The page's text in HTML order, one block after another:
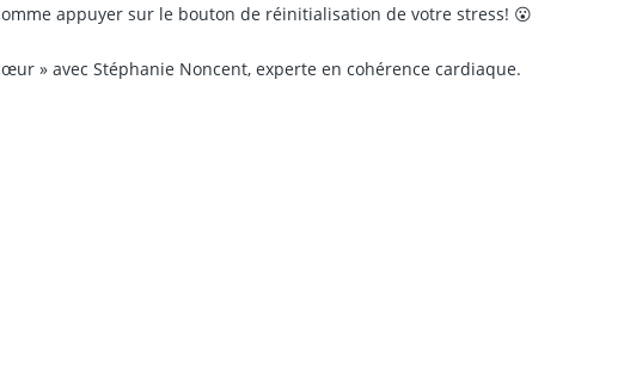
appuyer sur le bouton de réinitialisation de votre stress! 😮
» avec Stéphanie Noncent, experte en cohérence cardiaque.